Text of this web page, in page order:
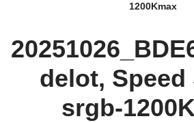
1200Kmax
delot, Speed
srgb-